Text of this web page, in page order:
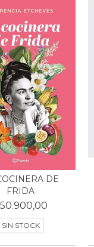
DE
FRIDA
SIN STOCK